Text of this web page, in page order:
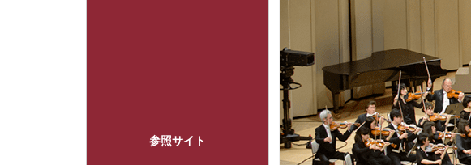
参照サイト